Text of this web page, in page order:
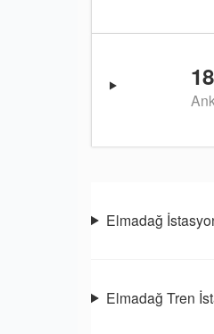
Elmadağ
Elmadağ Tren